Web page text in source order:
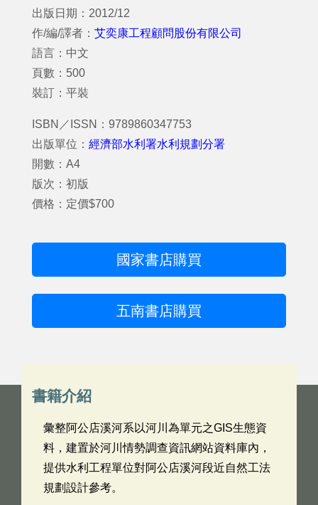
出版日期：2012/12
作/編/譯者： 艾奕康工程顧問股份有限公司
語言：中文
頁數：500
裝訂：平裝
ISBN／ISSN：9789860347753
出版單位： 經濟部水利署水利規劃分署
開數：A4
版次：初版
價格：定價$700
國家書店購買
五南書店購買
書籍介紹
彙整阿公店溪河系以河川為單元之GIS生態資
料，建置於河川情勢調查資訊網站資料庫內，
提供水利工程單位對阿公店溪河段近自然工法
規劃設計參考。